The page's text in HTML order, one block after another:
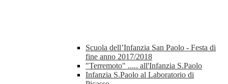
Scuola dell’Infanzia San Paolo - Festa di
fine anno 2017/2018
"Terremoto" ..... all'Infanzia S.Paolo
Infanzia S.Paolo al Laboratorio di